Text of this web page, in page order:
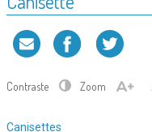
Contraste Zoom
Catégorie
Canisettes